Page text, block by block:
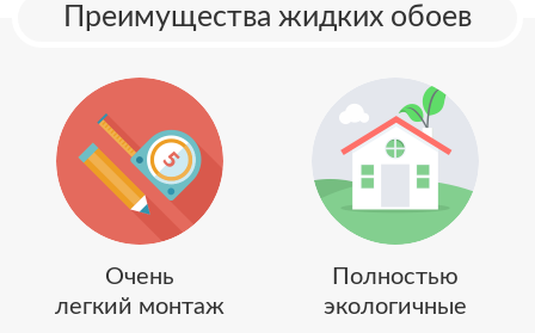
Преимущества жидких обоев
Очень
легкий монтаж
Полностью
экологичные